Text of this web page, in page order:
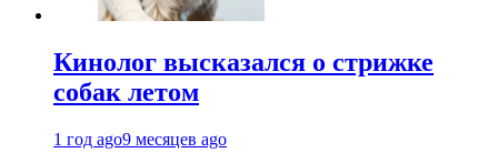
Кинолог высказался о стрижке
собак летом
1 год ago9 месяцев ago